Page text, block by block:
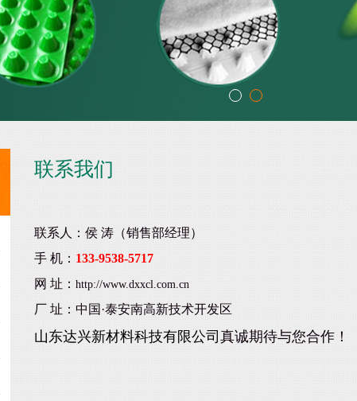
联系我们
联系人：侯 涛（销售部经理）
手 机： 133-9538-5717
网 址： http://www.dxxcl.com.cn
厂 址：中国·泰安南高新技术开发区
山东达兴新材料科技有限公司 真诚期待与您合作！